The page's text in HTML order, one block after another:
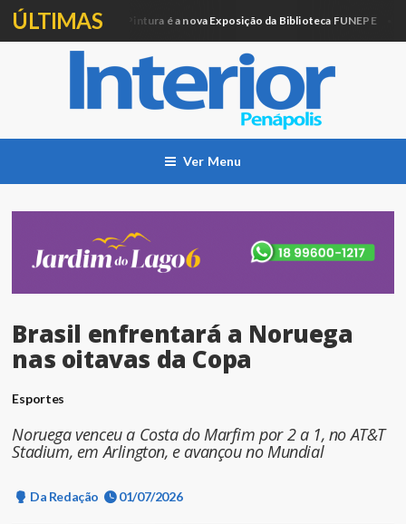
ÚLTIMAS
Artesanato e Pintura é a nova Exposição da Biblioteca FUNEPE
Ver Menu
Brasil enfrentará a Noruega
nas oitavas da Copa
Esportes
Noruega venceu a Costa do Marfim por 2 a 1, no AT&T
Stadium, em Arlington, e avançou no Mundial
Da Redação 01/07/2026